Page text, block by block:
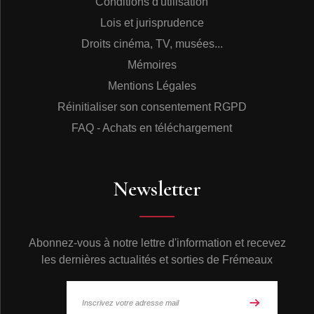
Moretti. Photos : Stéphane Ouzonoff, Michel Lesme, DR.
Frémeaux & Associés (frémeaux, frémaux, frémau,
frémaud, frémault, frémo, frémont, fermeaux, fremeaux,
audio, 78 tours, disques anciens, CD à acheter, écouter
des vieux enregistrements, albums, rééditions,
Lois et jurisprudence
Droits cinéma, TV, musées...
Mémoires
Mentions Légales
Réinitialiser son consentement RGPD
FAQ - Achats en téléchargement
Newsletter
Abonnez-vous à notre lettre d'information et recevez
les dernières actualités et sorties de Frémeaux